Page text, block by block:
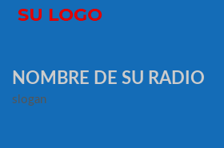
NOMBRE DE SU RADIO
slogan